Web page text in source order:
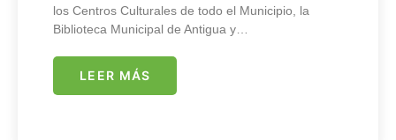
los Centros Culturales de todo el Municipio, la
Biblioteca Municipal de Antigua y…
LEER MÁS